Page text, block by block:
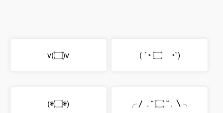
v(۝)v ( ´◔ ۝ゝ◔`)
(◉۝◉) ╭〳 . ˘ ۝ ˘ . 〵╮